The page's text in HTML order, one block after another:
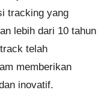
tracking yang
lebih dari 10 tahun
telah
memberikan
inovatif.